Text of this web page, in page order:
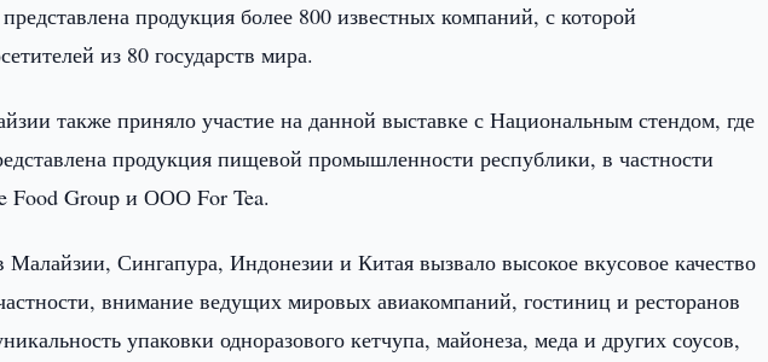
продукция более 800 известных компаний, с которой
из 80 государств мира.
также приняло участие на данной выставке с Национальным стендом, где
продукция пищевой промышленности республики, в частности
Group и ООО For Tea.
Малайзии, Сингапура, Индонезии и Китая вызвало высокое вкусовое качество
внимание ведущих мировых авиакомпаний, гостиниц и ресторанов
упаковки одноразового кетчупа, майонеза, меда и других соусов,